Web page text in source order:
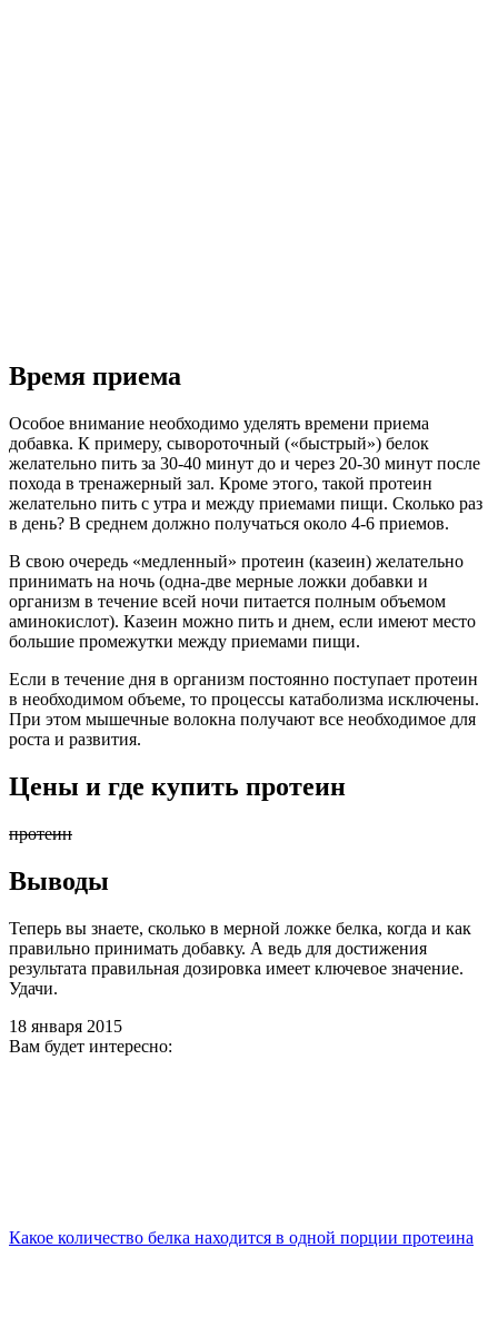
Время приема
Особое внимание необходимо уделять времени приема
добавка. К примеру, сывороточный («быстрый») белок
желательно пить за 30-40 минут до и через 20-30 минут после
похода в тренажерный зал. Кроме этого, такой протеин
желательно пить с утра и между приемами пищи. Сколько раз
в день? В среднем должно получаться около 4-6 приемов.
В свою очередь «медленный» протеин (казеин) желательно
принимать на ночь (одна-две мерные ложки добавки и
организм в течение всей ночи питается полным объемом
аминокислот). Казеин можно пить и днем, если имеют место
большие промежутки между приемами пищи.
Если в течение дня в организм постоянно поступает протеин
в необходимом объеме, то процессы катаболизма исключены.
При этом мышечные волокна получают все необходимое для
роста и развития.
Цены и где купить протеин
протеин
Выводы
Теперь вы знаете, сколько в мерной ложке белка, когда и как
правильно принимать добавку. А ведь для достижения
результата правильная дозировка имеет ключевое значение.
Удачи.
18 января 2015
Вам будет интересно:
Какое количество белка находится в одной порции протеина